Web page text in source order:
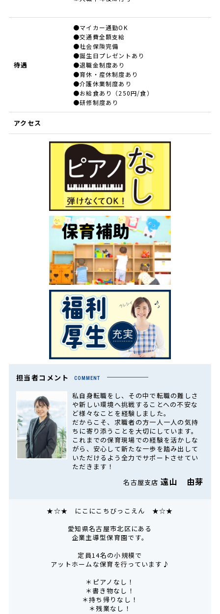
待遇
●マイカー通勤OK
●交通費全額支給
●社会保険完備
●誕生日プレゼントあり
●退職金制度あり
●育休・産休制度あり
●介護休業制度あり
●お給食あり（250円/食）
●研修制度あり
アクセス
担当者コメント COMMENT
私自身転職をし、その中で転職の難しさ
や新しい環境へ挑戦することへの不安な
ど様々なことを経験しました。
だからこそ、求職者の方一人一人の気持
ちに寄り添うことを大切にしています。
これまでの保育現場での経験を活かしな
がら、安心して新たな一歩を踏み出して
いただけるよう全力でサポートさせてい
ただきます！
名古屋支店遠山 由芽
★☆★ にこにこちびっこえん ★☆★
愛知県名古屋市北区にある
企業主導型保育園です。
定員14名の小規模で
アットホームな保育を行っています♪
＊ピアノなし！
＊書き物なし！
＊持ち帰りなし！
＊残業なし！